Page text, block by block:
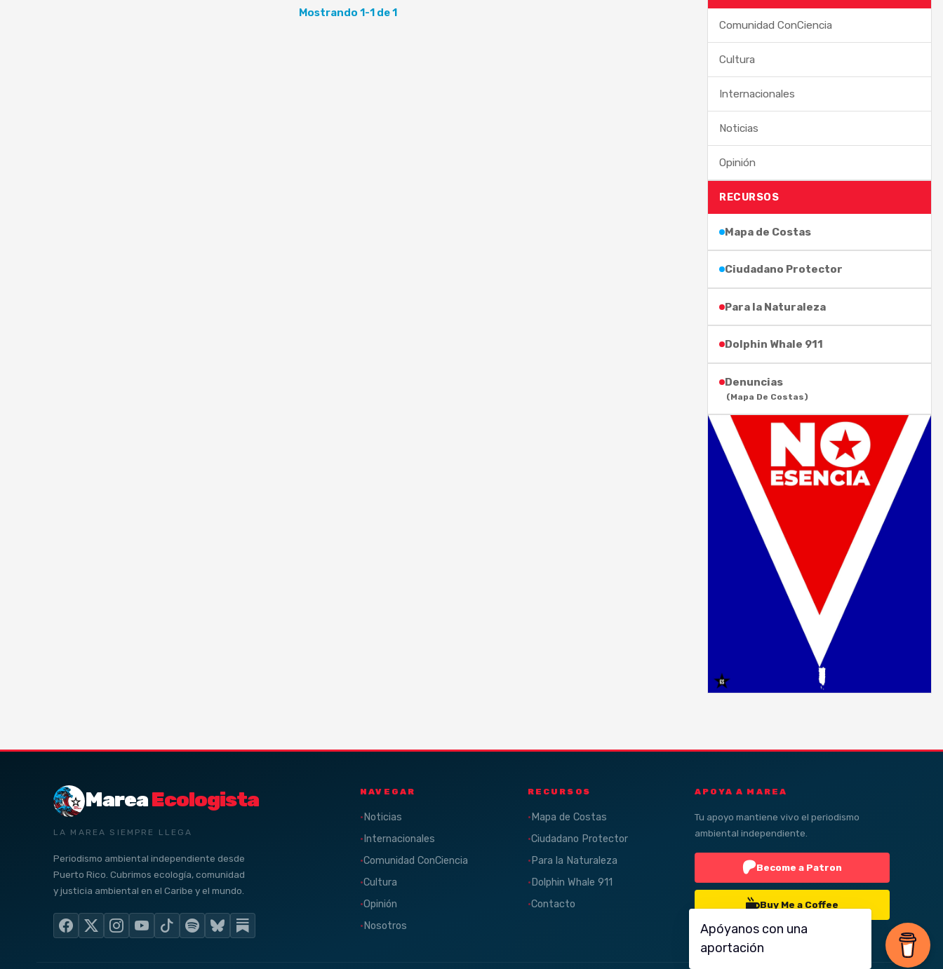
Mostrando 1-1 de 1
Comunidad ConCiencia
Cultura
Internacionales
Noticias
Opinión
RECURSOS
Mapa de Costas
Ciudadano Protector
Para la Naturaleza
Dolphin Whale 911
Denuncias
(Mapa De Costas)
MareaEcologista
LA MAREA SIEMPRE LLEGA
Periodismo ambiental independiente desde
Puerto Rico. Cubrimos ecología, comunidad
y justicia ambiental en el Caribe y el mundo.
NAVEGAR
Noticias
Internacionales
Comunidad ConCiencia
Cultura
Opinión
Nosotros
RECURSOS
Mapa de Costas
Ciudadano Protector
Para la Naturaleza
Dolphin Whale 911
Contacto
APOYA A MAREA
Tu apoyo mantiene vivo el periodismo
ambiental independiente.
Become a Patron
Buy Me a Coffee